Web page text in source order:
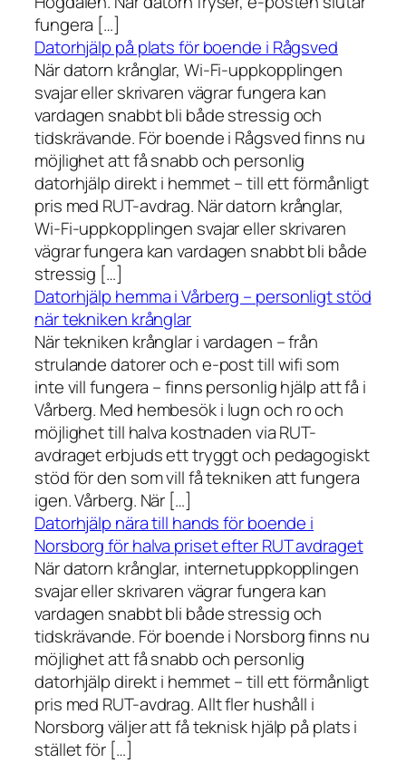
fungera […]
Datorhjälp på plats för boende i Rågsved
När datorn krånglar, Wi-Fi-uppkopplingen
svajar eller skrivaren vägrar fungera kan
vardagen snabbt bli både stressig och
tidskrävande. För boende i Rågsved finns nu
möjlighet att få snabb och personlig
datorhjälp direkt i hemmet – till ett förmånligt
pris med RUT-avdrag. När datorn krånglar,
Wi-Fi-uppkopplingen svajar eller skrivaren
vägrar fungera kan vardagen snabbt bli både
stressig […]
Datorhjälp hemma i Vårberg – personligt stöd
när tekniken krånglar
När tekniken krånglar i vardagen – från
strulande datorer och e-post till wifi som
inte vill fungera – finns personlig hjälp att få i
Vårberg. Med hembesök i lugn och ro och
möjlighet till halva kostnaden via RUT-
avdraget erbjuds ett tryggt och pedagogiskt
stöd för den som vill få tekniken att fungera
igen. Vårberg. När […]
Datorhjälp nära till hands för boende i
Norsborg för halva priset efter RUT avdraget
När datorn krånglar, internetuppkopplingen
svajar eller skrivaren vägrar fungera kan
vardagen snabbt bli både stressig och
tidskrävande. För boende i Norsborg finns nu
möjlighet att få snabb och personlig
datorhjälp direkt i hemmet – till ett förmånligt
pris med RUT-avdrag. Allt fler hushåll i
Norsborg väljer att få teknisk hjälp på plats i
stället för […]